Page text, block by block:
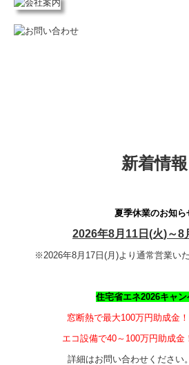
新着情報
夏季休業のお知ら
2026年8月11日(火)～8
※2026年8月17日(月)より通常営業い
住宅省エネ2026キャン
窓断熱で最大100万円助成金！
エコ設備で40～100万円助成金
詳細はお問い合わせくださ